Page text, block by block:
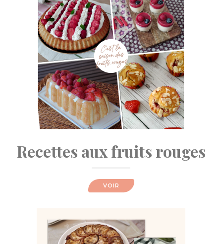
Recettes aux fruits rouges
VOIR